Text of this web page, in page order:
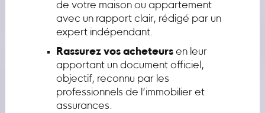
de votre maison ou appartement
avec un rapport clair, rédigé par un
expert indépendant.
Rassurez vos acheteursen leur
apportant un document officiel,
objectif, reconnu par les
professionnels de l’immobilier et
assurances.